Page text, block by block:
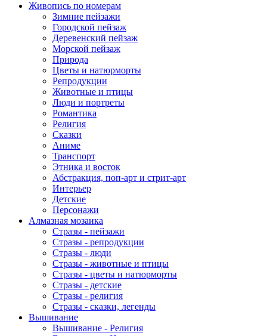
Живопись по номерам
Зимние пейзажи
Городской пейзаж
Деревенский пейзаж
Морской пейзаж
Природа
Цветы и натюрморты
Репродукции
Животные и птицы
Люди и портреты
Романтика
Религия
Сказки
Аниме
Транспорт
Этника и восток
Абстракция, поп-арт и стрит-арт
Интерьер
Детские
Персонажи
Алмазная мозаика
Стразы - пейзажи
Стразы - репродукции
Стразы - люди
Стразы - животные и птицы
Стразы - цветы и натюрморты
Стразы - детские
Стразы - религия
Стразы - сказки, легенды
Вышивание
Вышивание - Религия